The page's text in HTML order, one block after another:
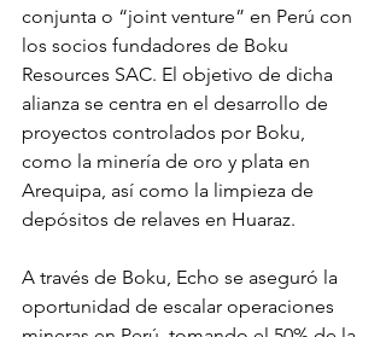
conjunta o “joint venture” en Perú con
los socios fundadores de Boku
Resources SAC. El objetivo de dicha
alianza se centra en el desarrollo de
proyectos controlados por Boku,
como la minería de oro y plata en
Arequipa, así como la limpieza de
depósitos de relaves en Huaraz.
A través de Boku, Echo se aseguró la
oportunidad de escalar operaciones